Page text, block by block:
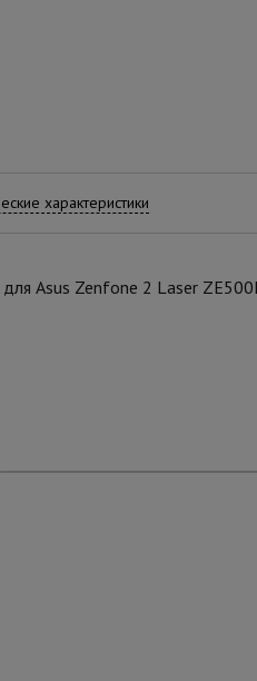
характеристики
Asus Zenfone 2 Laser